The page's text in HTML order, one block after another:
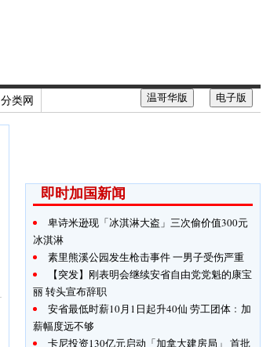
分类网 电子版
温哥华版
即时加国新闻
卑诗米逊现「冰淇淋大盗」三次偷价值300元
冰淇淋
素里熊溪公园发生枪击事件 一男子受伤严重
【突发】刚表明会继续安省自由党党魁的康宝
丽 转头宣布辞职
安省最低时薪10月1日起升40仙 劳工团体﹕加
薪幅度远不够
卡尼投资130亿元启动「加拿大建房局」 首批